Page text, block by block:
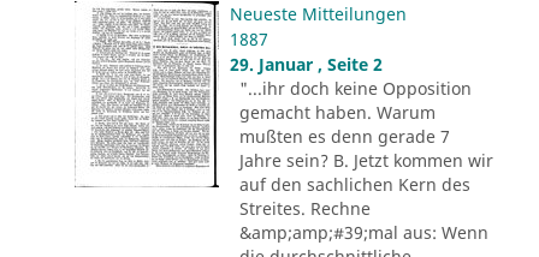
Neueste Mitteilungen
1887
29. Januar , Seite 2
"...ihr doch keine Opposition
gemacht haben. Warum
mußten es denn gerade 7
Jahre sein? B. Jetzt kommen wir
auf den sachlichen Kern des
Streites. Rechne
&amp;amp;#39;mal aus: Wenn